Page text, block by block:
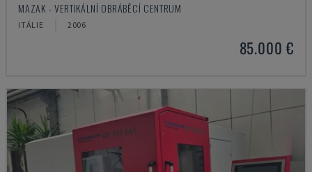
MAZAK - VERTIKÁLNÍ OBRÁBĚCÍ CENTRUM
ITÁLIE 2006
85.000 €